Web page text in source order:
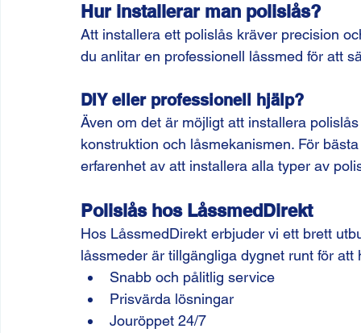
Hur installerar man polislås?
Att installera ett polislås kräver precision
du anlitar en professionell låssmed för att
DIY eller professionell hjälp?
Även om det är möjligt att installera
konstruktion och låsmekanismen. För
erfarenhet av att installera alla typer av
Polislås hos LåssmedDirekt
Hos LåssmedDirekt erbjuder vi ett brett
låssmeder är tillgängliga dygnet runt för
Snabb och pålitlig service
Prisvärda lösningar
Jouröppet 24/7